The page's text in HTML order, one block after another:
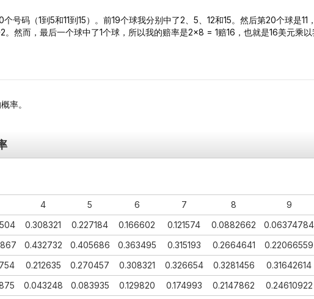
号码（1到5和11到15）。前19个球我分别中了2、5、12和15。然后第20个球是11
然而，最后一个球中了1个球，所以我的赔率是2×8 = 1赔16，也就是16美元乘以
率。
4 5 6 7 8 9
0.308321 0.227184 0.166602 0.121574 0.0882662 0.06374784
0.432732 0.405686 0.363495 0.315193 0.2664641 0.22066559
0.212635 0.270457 0.308321 0.326654 0.3281456 0.31642614
0.043248 0.083935 0.129820 0.174993 0.2147862 0.24610922